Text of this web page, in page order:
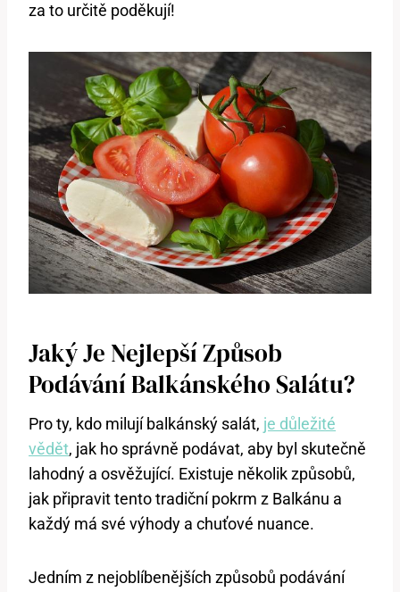
za to určitě poděkují!
Jaký Je Nejlepší Způsob
Podávání Balkánského ​salátu?
Pro ty,​ kdo milují balkánský salát, je důležité
vědět, jak ⁢ho správně‌ podávat, aby byl ‍skutečně
lahodný a osvěžující. Existuje několik​ způsobů,
jak připravit tento‍ tradiční⁢ pokrm z Balkánu ⁤a
každý má své výhody a chuťové nuance.
Jedním z nejoblíbenějších ⁤způsobů podávání